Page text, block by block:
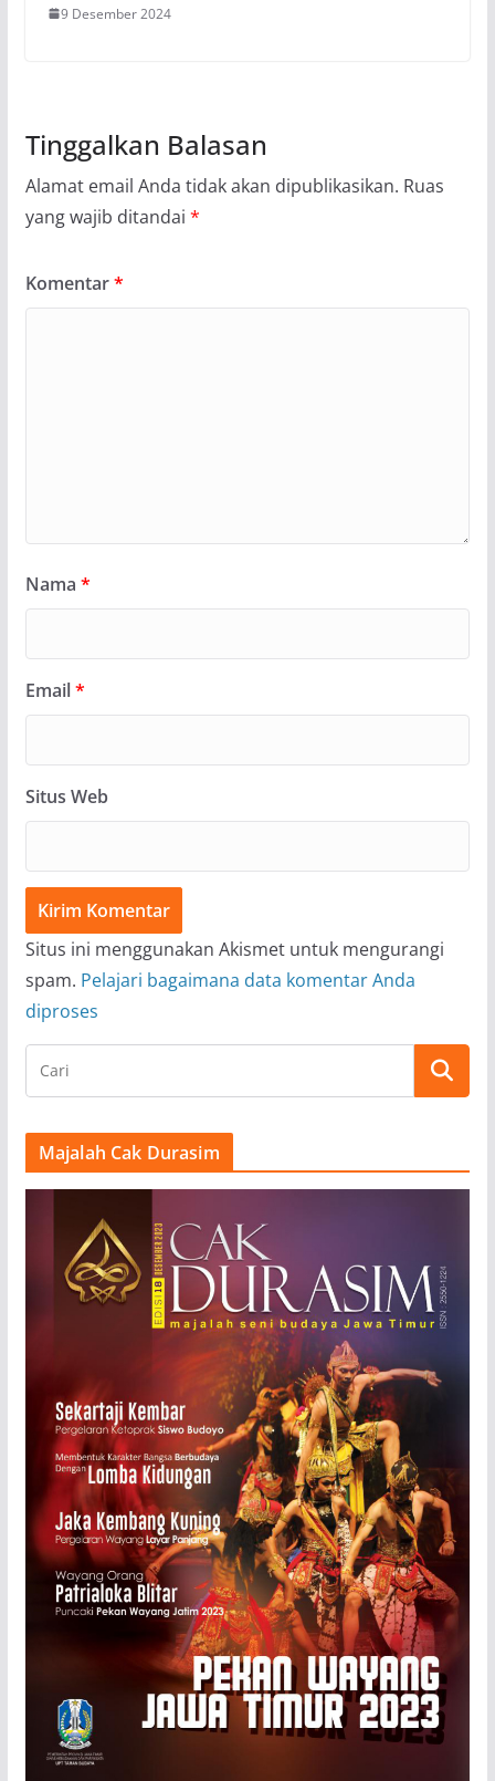
9 Desember 2024
Tinggalkan Balasan
Alamat email Anda tidak akan dipublikasikan. Ruas
yang wajib ditandai *
Komentar*
Nama *
Email*
Situs Web
Situs ini menggunakan Akismet untuk mengurangi
spam. Pelajari bagaimana data komentar Anda
diproses
Majalah Cak Durasim